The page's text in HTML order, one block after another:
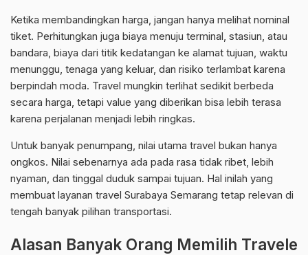
Ketika membandingkan harga, jangan hanya melihat nominal
tiket. Perhitungkan juga biaya menuju terminal, stasiun, atau
bandara, biaya dari titik kedatangan ke alamat tujuan, waktu
menunggu, tenaga yang keluar, dan risiko terlambat karena
berpindah moda. Travel mungkin terlihat sedikit berbeda
secara harga, tetapi value yang diberikan bisa lebih terasa
karena perjalanan menjadi lebih ringkas.
Untuk banyak penumpang, nilai utama travel bukan hanya
ongkos. Nilai sebenarnya ada pada rasa tidak ribet, lebih
nyaman, dan tinggal duduk sampai tujuan. Hal inilah yang
membuat layanan travel Surabaya Semarang tetap relevan di
tengah banyak pilihan transportasi.
Alasan Banyak Orang Memilih Travele